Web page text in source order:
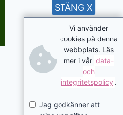
Vi använder
cookies på denna
webbplats. Läs
mer i vår data-
och
integritetspolicy .
Jag godkänner att
STÄNG X